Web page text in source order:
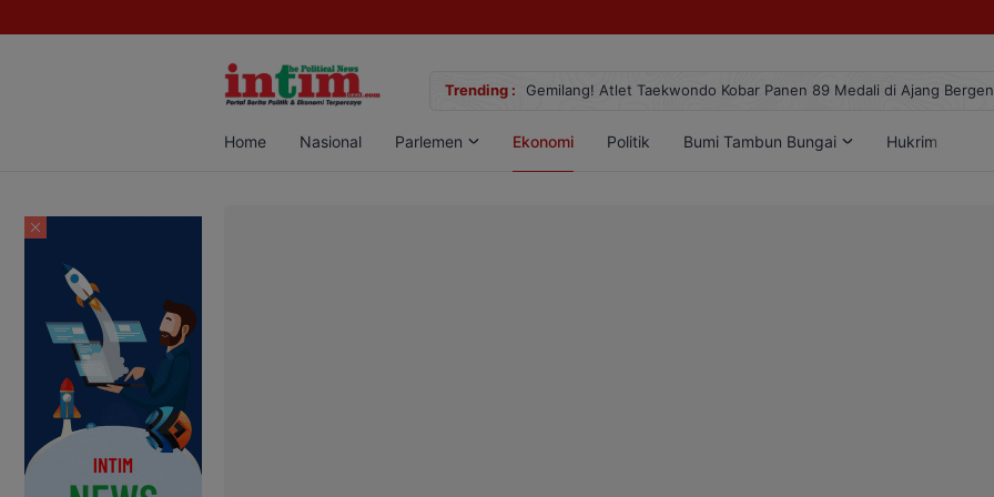
Trending :
Sabu di Pangkalan Bun, Dua Pelaku Diamankan Gemilang! Atlet Taekwondo Kobar Panen 89 Medali di Ajang
Home Nasional Parlemen Ekonomi Politik Bumi Tambun Bungai Hukrim